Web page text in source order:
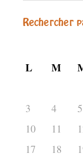
Rechercher
L M
3
4 5
10
11
17
18